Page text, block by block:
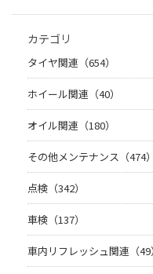
カテゴリ
タイヤ関連（654）
ホイール関連（40）
オイル関連（180）
その他メンテナンス（474）
点検（342）
車検（137）
車内リフレッシュ関連（49）